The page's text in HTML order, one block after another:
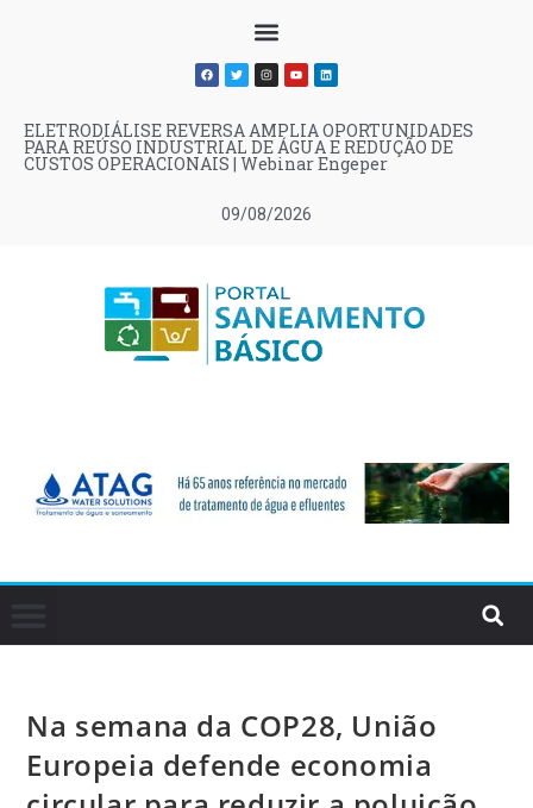
09/08/2026
ELETRODIÁLISE REVERSA AMPLIA OPORTUNIDADES
PARA REÚSO INDUSTRIAL DE ÁGUA E REDUÇÃO DE
CUSTOS OPERACIONAIS | Webinar Engeper
Na semana da COP28, União
Europeia defende economia